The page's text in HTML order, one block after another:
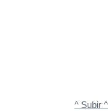
^ Subir ^